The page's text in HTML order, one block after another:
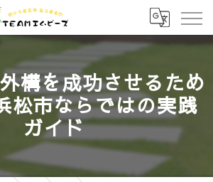
構を成功させるため
松市ならではの実践
ガイド